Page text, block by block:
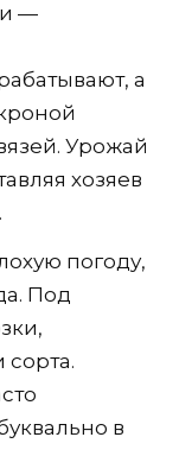
—
а
Урожай
хозяев
погоду,
Под
в